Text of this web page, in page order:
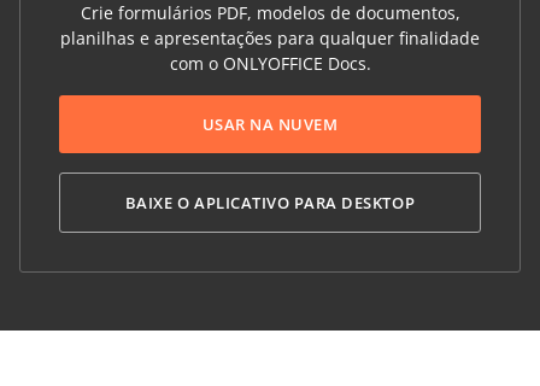
Crie formulários PDF, modelos de documentos,
planilhas e apresentações para qualquer finalidade
com o ONLYOFFICE Docs.
USAR NA NUVEM
BAIXE O APLICATIVO PARA DESKTOP